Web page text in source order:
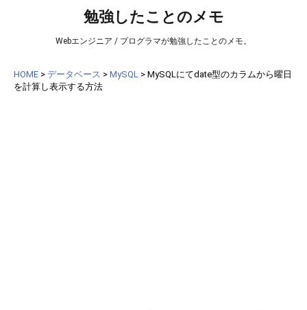
勉強したことのメモ
Webエンジニア / プログラマが勉強したことのメモ。
HOME > データベース > MySQL > MySQLにてdate型のカラムから曜日
を計算し表示する方法